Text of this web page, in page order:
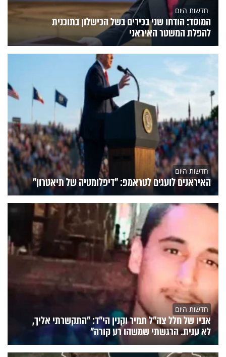
חדשות היום
המוסד: הודחו שני בכירים בשל הכישלון בתוכנית
להפלת המשטר האיראני
חדשות היום
האיראנים לועגים לטראמפ: "דיפלומטיה של תיאטרון"
חדשות היום
אביו של חלל צה"ל תמיר וקנין הי"ד: "התקשרתי אליך,
לא ענית. הרגשתי שמשהו רע קורה"